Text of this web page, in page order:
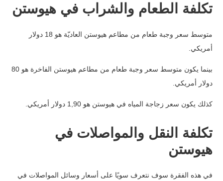
تكلفة الطعام والشراب في هيوستن
متوسط سعر وجبة طعام من مطاعم هيوستن العاديّة هو 18 دولار
أمريكي.
بينما يكون متوسط سعر وجبة طعام من مطاعم هيوستن الفاخرة هو 80
دولار أمريكي.
كذلك يكون سعر زجاجة المياه في هيوستن هو 1,90 دولار أمريكي.
تكلفة النقل والمواصلات في
هيوستن
في هذه الفقرة سوف نتعرف سويًا على أسعار وسائل المواصلات في